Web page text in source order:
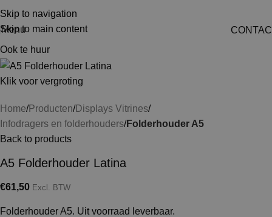
Skip to navigation
Skip to main content
Menu
Ook te huur
Klik voor vergroting
Home Producten Displays Vitrines
Infodragers en folderhouders Folderhouder A5
Back to products
A5 Folderhouder Latina
€61,50 Excl. BTW
Folderhouder A5. Uit voorraad leverbaar.